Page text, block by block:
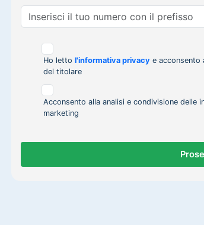
Ho letto l'informativa privacy e acconsento
del titolare
Acconsento alla analisi e condivisione
marketing